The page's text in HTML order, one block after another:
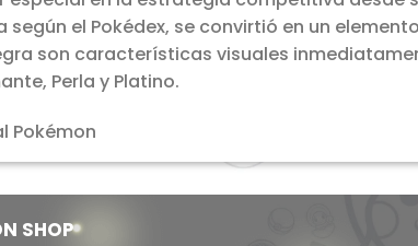
el Pokédex, se convirtió en un elemento
son características visuales
Perla y Platino.
Pokémon
SHOP